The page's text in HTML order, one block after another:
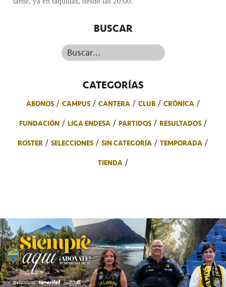
BUSCAR
Buscar...
CATEGORÍAS
ABONOS CAMPUS CANTERA CLUB
CRÓNICA
FUNDACIÓN
LIGA ENDESA PARTIDOS
RESULTADOS
ROSTER
SELECCIONES SIN CATEGORÍA
TEMPORADA
TIENDA